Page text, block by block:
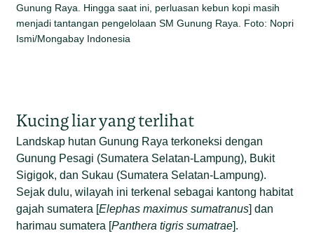
Gunung Raya. Hingga saat ini, perluasan kebun kopi masih
menjadi tantangan pengelolaan SM Gunung Raya. Foto: Nopri
Ismi/Mongabay Indonesia
Kucing liar yang terlihat
Landskap hutan Gunung Raya terkoneksi dengan
Gunung Pesagi (Sumatera Selatan-Lampung), Bukit
Sigigok, dan Sukau (Sumatera Selatan-Lampung).
Sejak dulu, wilayah ini terkenal sebagai kantong habitat
gajah sumatera [Elephas maximus sumatranus] dan
harimau sumatera [Panthera tigris sumatrae].